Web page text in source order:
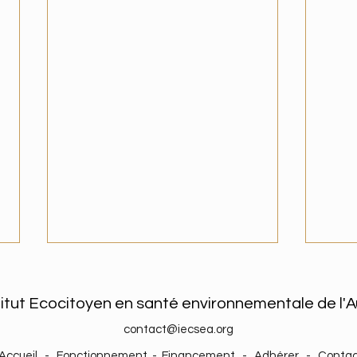
Ecocitoyen en santé environnementale de
contact@iecsea.org